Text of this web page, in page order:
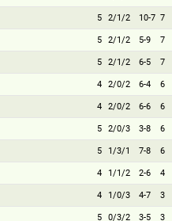
5 2/1/2 10-7 7
5 2/1/2 5-9 7
5 2/1/2 6-5 7
4 2/0/2 6-4 6
4 2/0/2 6-6 6
5 2/0/3 3-8 6
5 1/3/1 7-8 6
4 1/1/2 2-6 4
4 1/0/3 4-7 3
5 0/3/2 3-5 3